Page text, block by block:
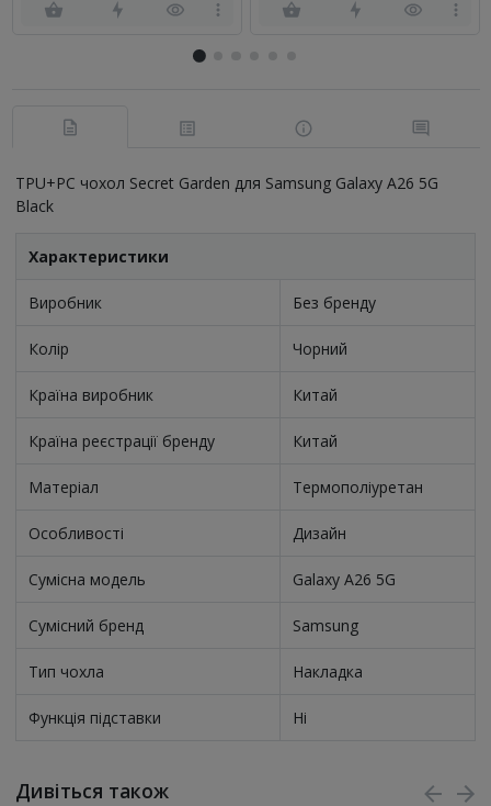
TPU+PC чохол Secret Garden для Samsung Galaxy A26 5G
Black
Характеристики
Виробник Без бренду
Колір Чорний
Країна виробник Китай
Країна реєстрації бренду Китай
Матеріал Термополіуретан
Особливості Дизайн
Сумісна модель Galaxy A26 5G
Сумісний бренд Samsung
Тип чохла Накладка
Функція підставки Ні
Дивіться також